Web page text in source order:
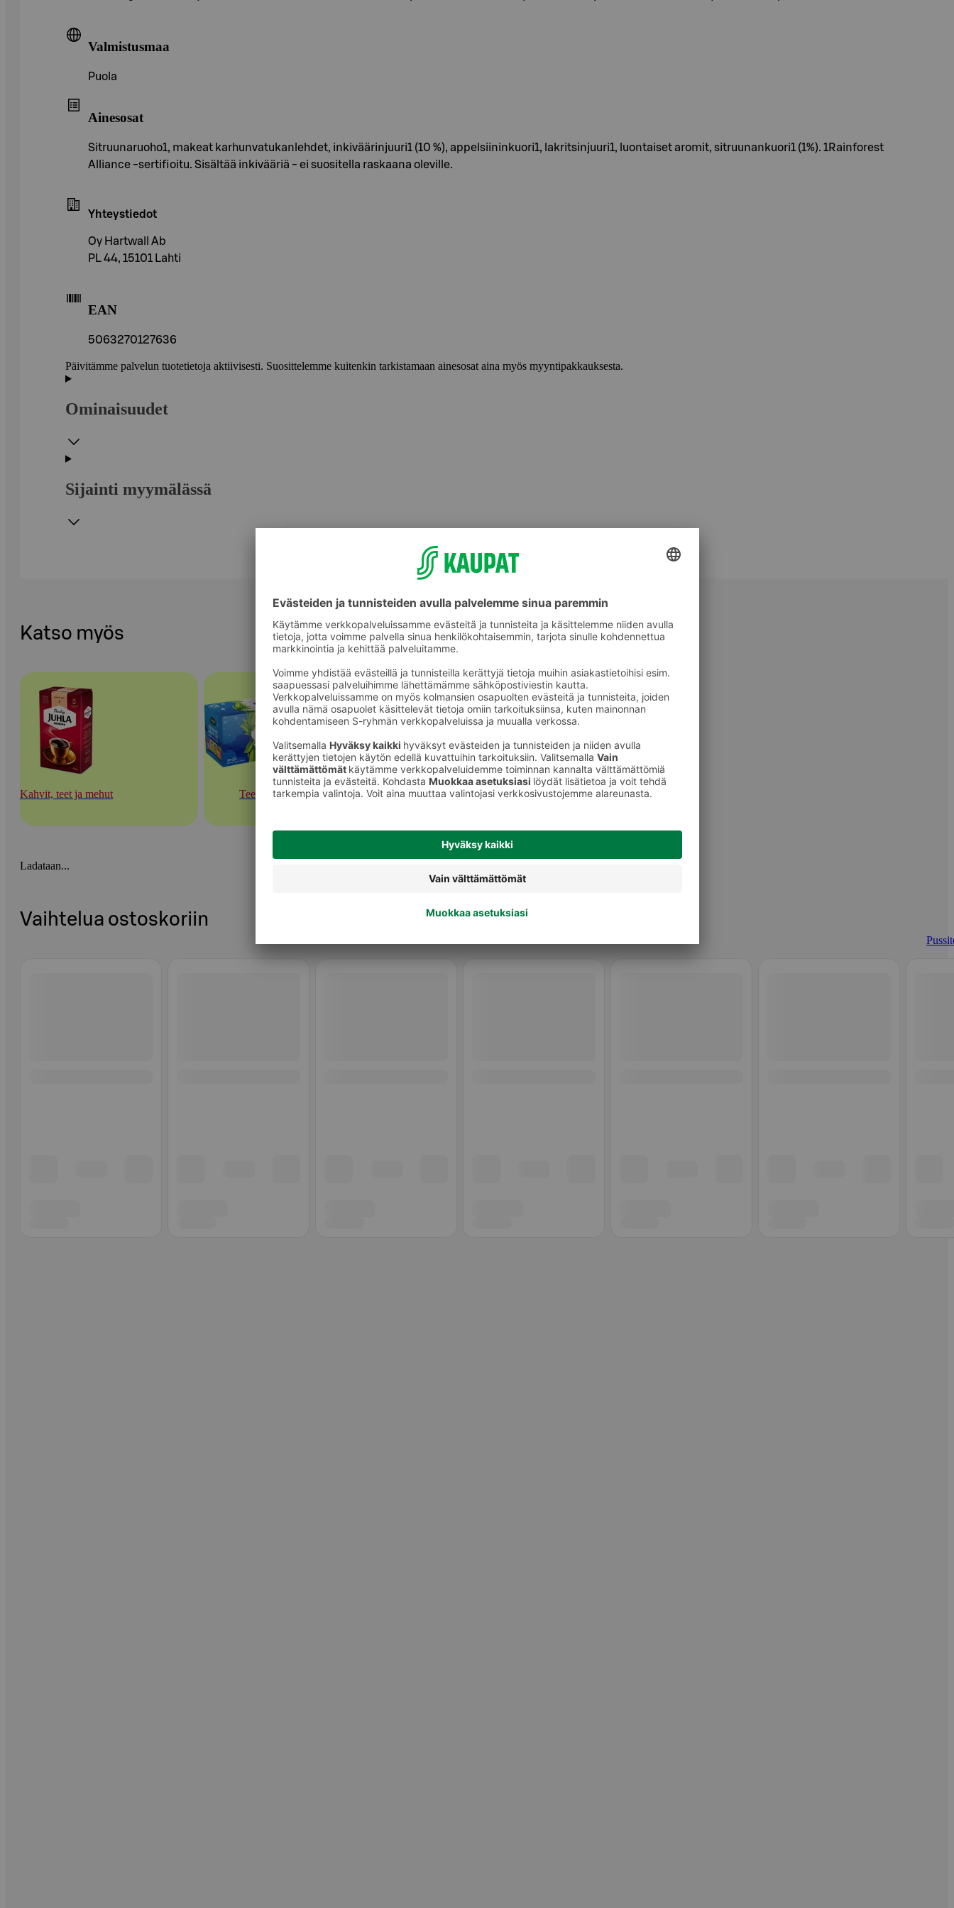
Valmistusmaa
Puola
Ainesosat
Sitruunaruoho1, makeat karhunvatukanlehdet, inkiväärinjuuri1 (10 %), appelsiininkuori1, lakritsinjuuri1, luontaiset aromit, sitruunankuori1 (1%). 1Rainforest
Alliance -sertifioitu. Sisältää inkivääriä - ei suositella raskaana oleville.
Yhteystiedot
Oy Hartwall Ab
PL 44, 15101 Lahti
EAN
5063270127636
Päivitämme palvelun tuotetietoja aktiivisesti. Suosittelemme kuitenkin tarkistamaan ainesosat aina myös myyntipakkauksesta.
Ominaisuudet
Sijainti myymälässä
Katso myös
Kahvit, teet ja mehut Teet Pussitee
Ladataan...
Vaihtelua ostoskoriin